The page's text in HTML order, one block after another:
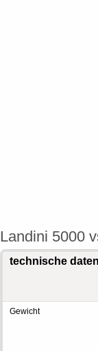
Landini 5000
technische daten
Gewicht